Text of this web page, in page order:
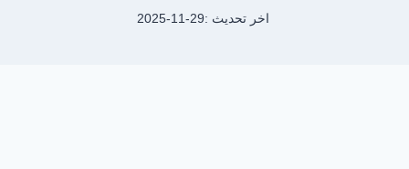
اخر تحديث :2025-11-29